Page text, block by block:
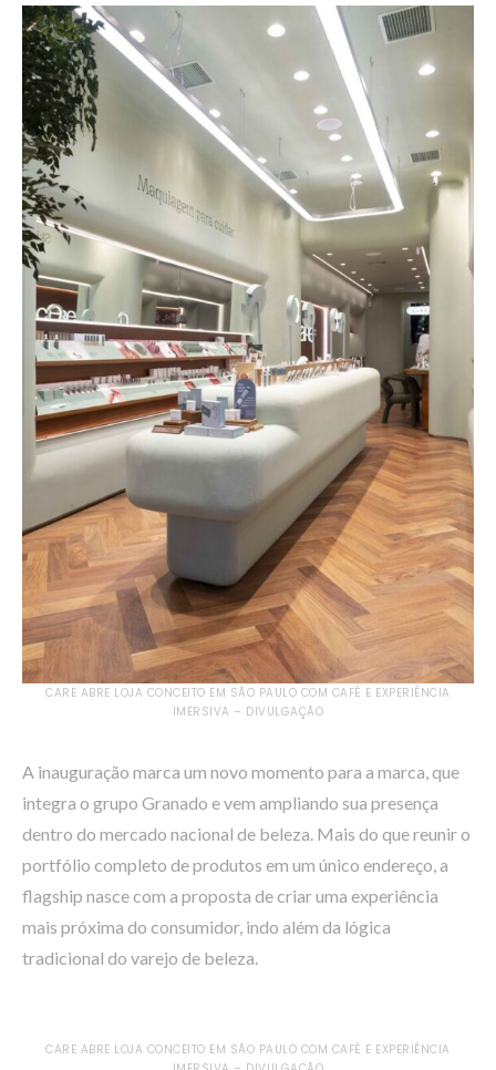
CARE ABRE LOJA CONCEITO EM SÃO PAULO COM CAFÉ E EXPERIÊNCIA
IMERSIVA – DIVULGAÇÃO
A inauguração marca um novo momento para a marca, que
integra o grupo Granado e vem ampliando sua presença
dentro do mercado nacional de beleza. Mais do que reunir o
portfólio completo de produtos em um único endereço, a
flagship nasce com a proposta de criar uma experiência
mais próxima do consumidor, indo além da lógica
tradicional do varejo de beleza.
CARE ABRE LOJA CONCEITO EM SÃO PAULO COM CAFÉ E EXPERIÊNCIA